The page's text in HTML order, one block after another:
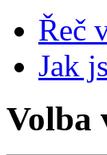
Řeč
Jak
Volba